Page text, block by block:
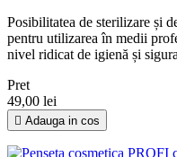
Posibilitatea de sterilizare și
pentru utilizarea în medii
nivel ridicat de igienă și
Pret
49,00 lei
 Adauga in cos